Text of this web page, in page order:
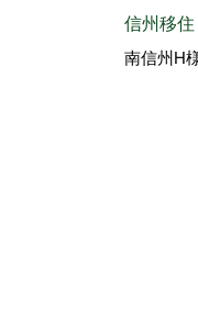
信州移
南信州H